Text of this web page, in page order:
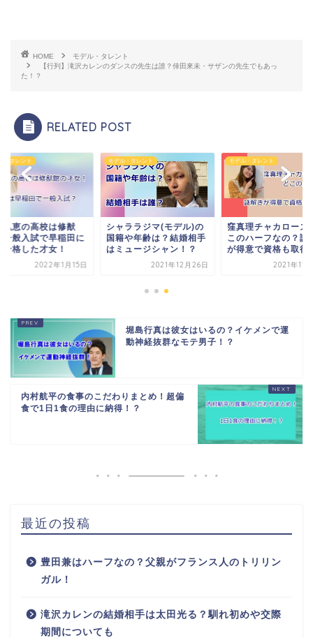
HOME
モデル・タレント
【行列】滝沢カレンのダンスの先生は誰？倖田來未・サザンの先生でもあっ
た！？
RELATED POST
・タレント
弘恵の高校は修猷
一般入試で早稲田に
合格した才女！
2022年1月15日
モデル・タレント
シャララジマ(モデル)の
国籍や年齢は？結婚相手
はミュージシャン！？
2021年12月26日
モデル・タレント
窪真理チャカローズ
このハーフなの？謎
が得意で資格も取得
2021年11
堀島行真は彼女はいるの？イケメンで運
動神経抜群なモテ男子！？
内村航平の食事のこだわりまとめ！超偏
食で1日1食の理由に納得！？
最近の投稿
豊田兼はハーフなの？父親がフランス人のトリリン
ガル！
滝沢カレンの結婚相手は太田光る？馴れ初めや交際
期間についても